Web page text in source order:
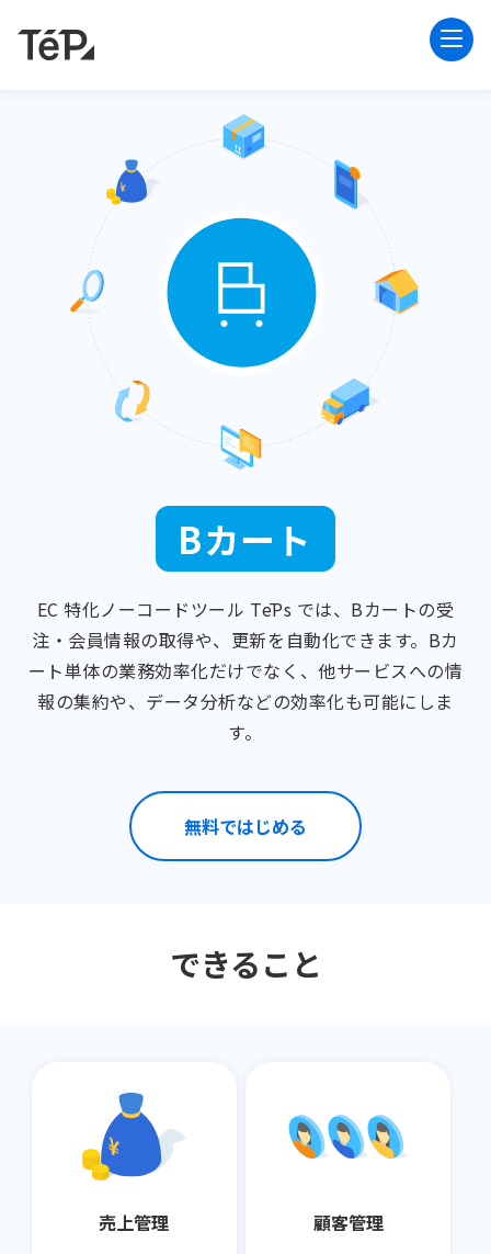
Bカート
EC 特化ノーコードツール TēPs では、Bカートの受
注・会員情報の取得や、更新を自動化できます。Bカ
ート単体の業務効率化だけでなく、他サービスへの情
報の集約や、データ分析などの効率化も可能にしま
す。
無料ではじめる
できること
売上管理 顧客管理